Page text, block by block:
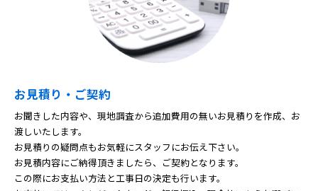
お見積り・ご契約
お聞きした内容や、現地調査から追加費用の無いお見積りを作成、お
渡しいたします。
お見積りの疑問点もお気軽にスタッフにお伝え下さい。
お見積内容にご納得頂きましたら、ご契約となります。
この際にお支払い方法と工事日の決定も行います。